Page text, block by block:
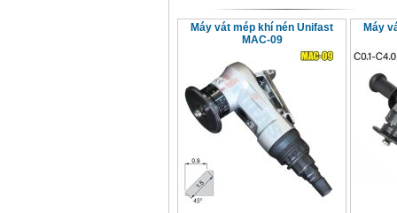
Máy vát mép khí nén Unifast
MAC-09
Máy